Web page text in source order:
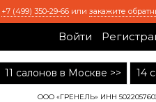
+7 (499) 350-29-66 или закажите
Войти
11 салонов в Москве >> 14
ООО «ГРЕНЕЛЬ» ИНН